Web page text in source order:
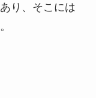
り、そこには